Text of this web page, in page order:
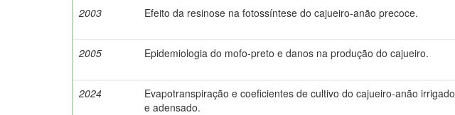
2003
Efeito da resinose na fotossíntese do cajueiro-anão precoce.
2005
Epidemiologia do mofo-preto e danos na produção do cajueiro.
2024
Evapotranspiração e coeficientes de cultivo do cajueiro-anão irrigado
e adensado.